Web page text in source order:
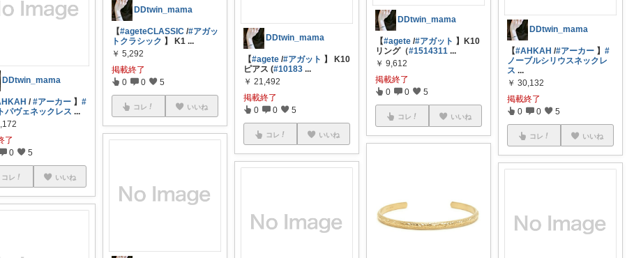
DDtwin_mama
/#アーカー 】#
パヴェネックレス ...
了
0 5
コレ いいね
DDtwin_mama
【#ageteCLASSIC /#アガッ
トクラシック 】 K1 ...
￥ 5,292
掲載終了
0 0 5
コレ いいね
DDtwin_mama
【#agete /#アガット 】 K10
ピアス (#10183 ...
￥ 21,492
掲載終了
0 0 5
コレ いいね
DDtwin_mama
【#agete /#アガット 】K10
リング（#1514311 ...
￥ 9,612
掲載終了
0 0 5
コレ いいね
DDtwin_mama
【#AHKAH /#アーカー 】#
ノーブルシリウスネックレ
ス ...
￥ 30,132
掲載終了
0 0 5
コレ いいね